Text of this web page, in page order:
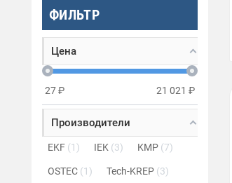
ФИЛЬТР
Цена
27₽ 21 021 ₽
Производители
EKF 1 IEK 3 KMP 7
OSTEC 1 Tech-KREP 3